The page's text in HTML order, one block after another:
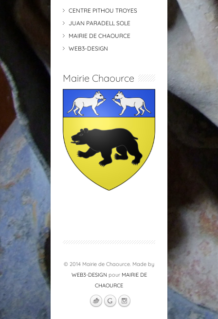
CENTRE PITHOU TROYES
JUAN PARADELL SOLE
MAIRIE DE CHAOURCE
WEB3-DESIGN
Mairie Chaource
© 2014 Mairie de Chaource. Made by
WEB3-DESIGN pour MAIRIE DE
CHAOURCE